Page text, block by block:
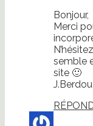
Bonjour,
Merci
semble
site 🙂
J.Berdou